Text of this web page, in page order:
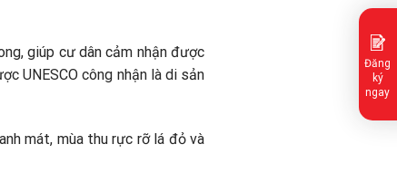
giúp cư dân cảm nhận được
UNESCO công nhận là di sản
mát, mùa thu rực rỡ lá đỏ và
Đăng
ký
ngay